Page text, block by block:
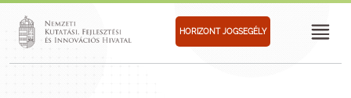
HORIZONT JOGSEGÉLY